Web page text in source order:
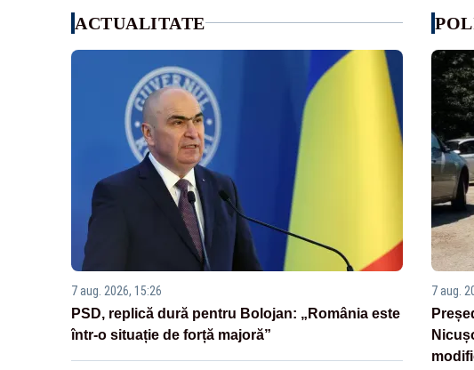
ACTUALITATE
7 aug. 2026, 15:26
PSD, replică dură pentru Bolojan: „România este
într-o situație de forță majoră”
7 aug.